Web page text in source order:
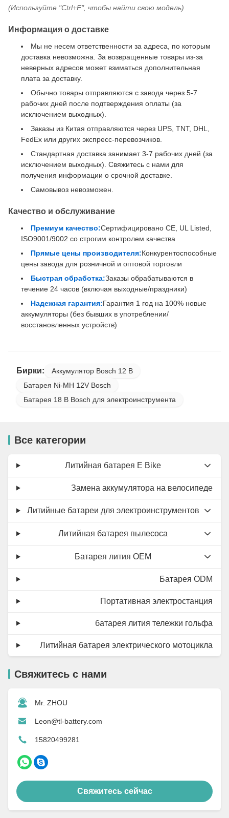
(Используйте "Ctrl+F", чтобы найти свою модель)
Информация о доставке
Мы не несем ответственности за адреса, по которым
доставка невозможна. За возвращенные товары из-за
неверных адресов может взиматься дополнительная
плата за доставку.
Обычно товары отправляются с завода через 5-7
рабочих дней после подтверждения оплаты (за
исключением выходных).
Заказы из Китая отправляются через UPS, TNT, DHL,
FedEx или других экспресс-перевозчиков.
Стандартная доставка занимает 3-7 рабочих дней (за
исключением выходных). Свяжитесь с нами для
получения информации о срочной доставке.
Самовывоз невозможен.
Качество и обслуживание
Премиум качество:Сертифицировано CE, UL Listed,
ISO9001/9002 со строгим контролем качества
Прямые цены производителя:Конкурентоспособные
цены завода для розничной и оптовой торговли
Быстрая обработка:Заказы обрабатываются в
течение 24 часов (включая выходные/праздники)
Надежная гарантия:Гарантия 1 год на 100% новые
аккумуляторы (без бывших в употреблении/
восстановленных устройств)
Бирки:
Аккумулятор Bosch 12 В
Батарея Ni-MH 12V Bosch
Батарея 18 В Bosch для электроинструмента
Все категории
Литийная батарея E Bike
Замена аккумулятора на велосипеде
Литийные батареи для электроинструментов
Литийная батарея пылесоса
Батарея лития OEM
Батарея ODM
Портативная электростанция
батарея лития тележки гольфа
Литийная батарея электрического мотоцикла
Свяжитесь с нами
Mr. ZHOU
Leon@tl-battery.com
15820499281
Свяжитесь сейчас